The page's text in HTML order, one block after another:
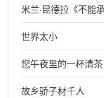
米兰·昆德拉《不能
世界太小
您午夜里的一杯清茶
故乡骄子材千人